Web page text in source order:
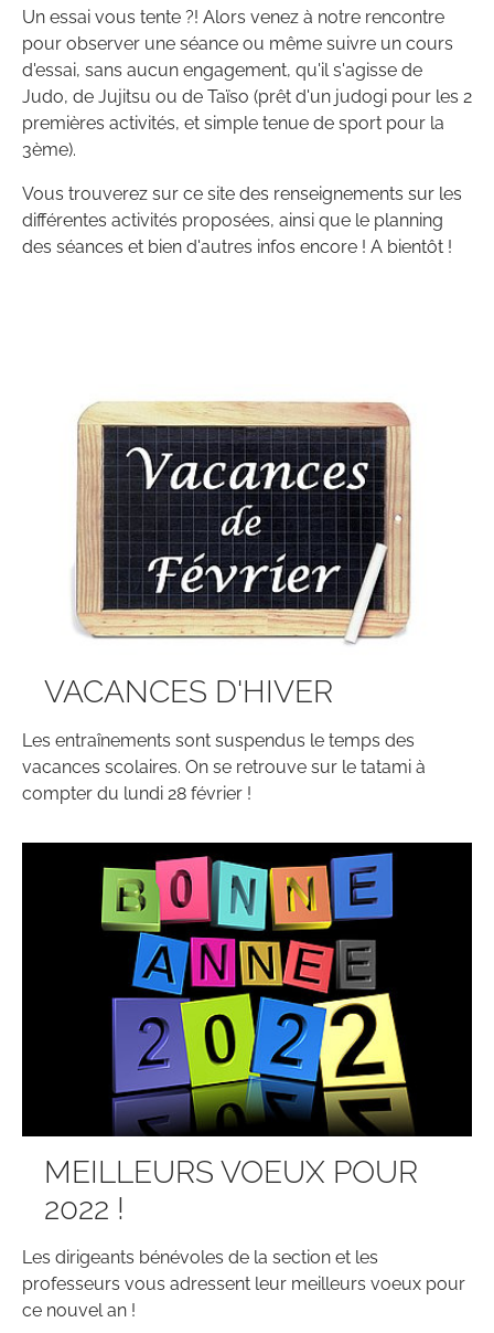
Un essai vous tente ?! Alors venez à notre rencontre
pour observer une séance ou même suivre un cours
d'essai, sans aucun engagement, qu'il s'agisse de
Judo, de Jujitsu ou de Taïso (prêt d'un judogi pour les 2
premières activités, et simple tenue de sport pour la
3ème).
Vous trouverez sur ce site des renseignements sur les
différentes activités proposées, ainsi que le planning
des séances et bien d'autres infos encore ! A bientôt !
VACANCES D'HIVER
Les entraînements sont suspendus le temps des
vacances scolaires. On se retrouve sur le tatami à
compter du lundi 28 février !
MEILLEURS VOEUX POUR
2022 !
Les dirigeants bénévoles de la section et les
professeurs vous adressent leur meilleurs voeux pour
ce nouvel an !